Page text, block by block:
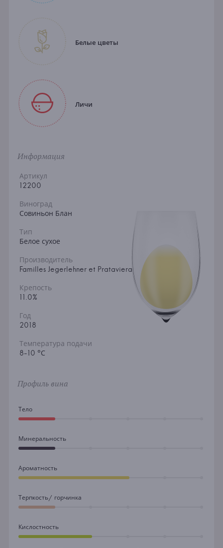
Белые цветы
Личи
Информация
Артикул
12200
Виноград
Совиньон Блан
Тип
Белое сухое
Производитель
Familles Jegerlehner et Prataviera
Крепость
11.0%
Год
2018
Температура подачи
8-10 °С
Профиль вина
Тело
Минеральность
Ароматность
Терпкость/ горчинка
Кислостность